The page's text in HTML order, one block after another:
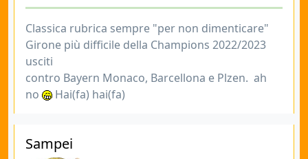
Classica rubrica sempre "per non dimenticare"
Girone più difficile della Champions 2022/2023
usciti
contro Bayern Monaco, Barcellona e Plzen. ah
no
Hai(fa) hai(fa)
Sampei